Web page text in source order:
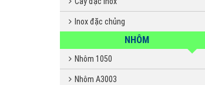
Inox đặc chủng
NHÔM
Nhôm 1050
Nhôm A3003